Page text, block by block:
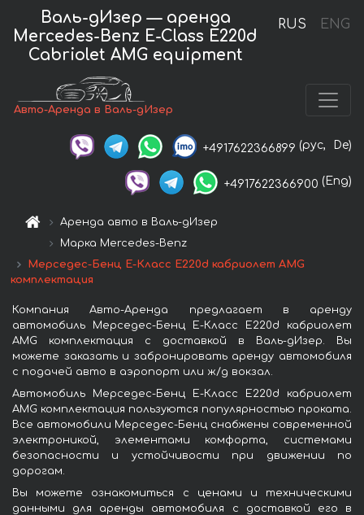
RUS ENG
Валь-дИзер — аренда
Mercedes-Benz E-Class E220d
Cabriolet AMG equipment
Авто-Аренда в Валь-дИзер
+4917622366899 (рус, De)
+4917622366900 (Eng)
Аренда авто в Валь-дИзер
Марка Mercedes-Benz
Мерседес-Бенц E-Класс E220d кабриолет AMG
комплектация
Компания Авто-Аренда предлагает в аренду
автомобиль Мерседес-Бенц E-Класс E220d кабриолет
AMG комплектация с доставкой в Валь-дИзер. Вы
можете заказать и забронировать аренду автомобиля
с подачей авто в аэропорт или ж/д вокзал.
Автомобиль Мерседес-Бенц E-Класс E220d кабриолет
AMG комплектация пользуются популярностью проката.
Все автомобили Мерседес-Бенц снабжены современной
электроникой, элементами комфорта, системами
безопасности и устойчивости при движении по
дорогам.
Вы можете ознакомиться с ценами и техническими
данными для аренды автомобиля с доставкой его в